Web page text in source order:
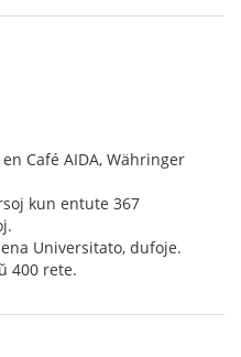
Café AIDA, Währinger
kun entute 367
Universitato, dufoje.
400 rete.